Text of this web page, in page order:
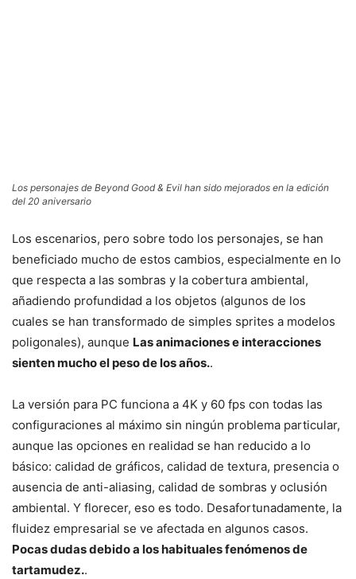
Los personajes de Beyond Good & Evil han sido mejorados en la edición
del 20 aniversario
Los escenarios, pero sobre todo los personajes, se han
beneficiado mucho de estos cambios, especialmente en lo
que respecta a las sombras y la cobertura ambiental,
añadiendo profundidad a los objetos (algunos de los
cuales se han transformado de simples sprites a modelos
poligonales), aunque Las animaciones e interacciones
sienten mucho el peso de los años..
La versión para PC funciona a 4K y 60 fps con todas las
configuraciones al máximo sin ningún problema particular,
aunque las opciones en realidad se han reducido a lo
básico: calidad de gráficos, calidad de textura, presencia o
ausencia de anti-aliasing, calidad de sombras y oclusión
ambiental. Y florecer, eso es todo. Desafortunadamente, la
fluidez empresarial se ve afectada en algunos casos.
Pocas dudas debido a los habituales fenómenos de
tartamudez..